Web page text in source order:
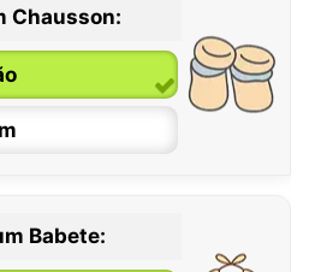
6 meses
12 meses
/ 18 meses
Chausson:
Babete: